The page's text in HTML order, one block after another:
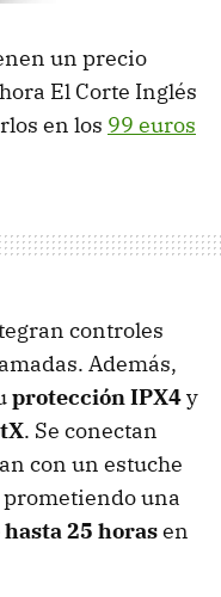
un precio
El Corte Inglés
en los 99 euros
controles
Además,
protección IPX4y
. Se conectan
con un estuche
una
25 horasen